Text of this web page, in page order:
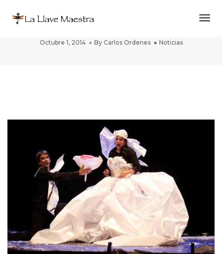
DELIRIOS DE PAPEL en Estella Navarra
Octubre 1, 2014 By Carlos Ordenes Noticias